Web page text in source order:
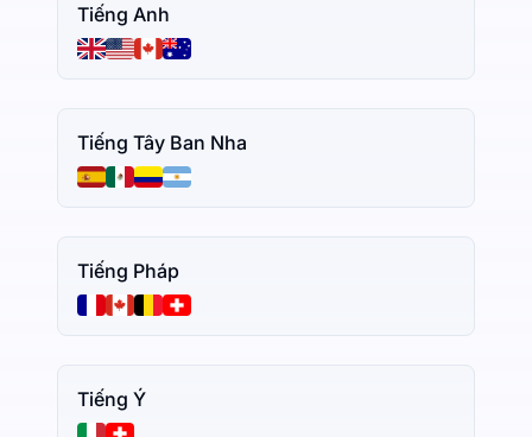
Tiếng Anh
Tiếng Tây Ban Nha
Tiếng Pháp
Tiếng Ý